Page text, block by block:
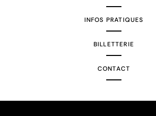
INFOS PRATIQUES
BILLETTERIE
CONTACT